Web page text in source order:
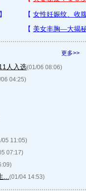
更多>>
人入选(01/06 08:06)
04:25)
05 11:05)
07:17)
(01/04 14:53)